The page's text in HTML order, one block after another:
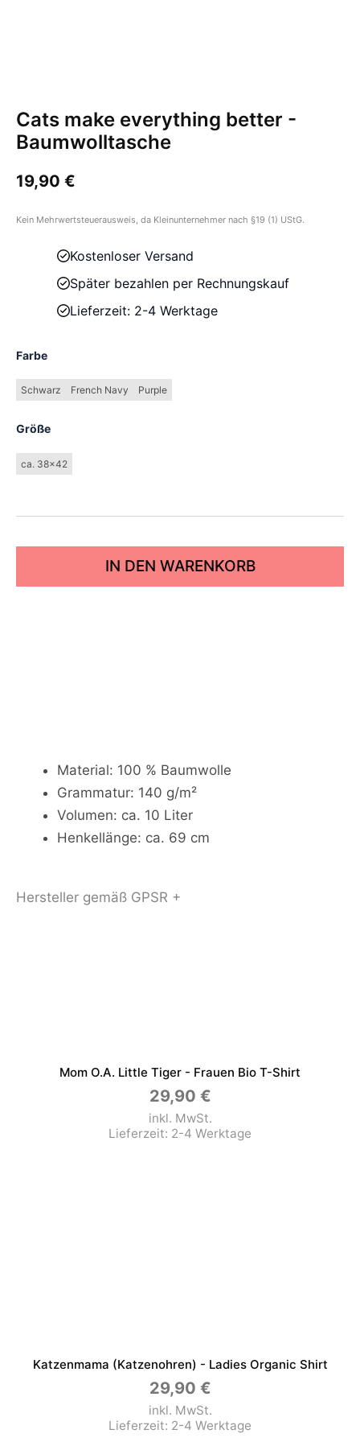
Cats make everything better -
Baumwolltasche
19,90 €
Kein Mehrwertsteuerausweis, da Kleinunternehmer nach §19 (1) UStG.
Kostenloser Versand
Später bezahlen per Rechnungskauf
Lieferzeit: 2-4 Werktage
Farbe
Schwarz French Navy Purple
Größe
ca. 38x42
IN DEN WARENKORB
Material: 100 % Baumwolle
Grammatur: 140 g/m²
Volumen: ca. 10 Liter
Henkellänge: ca. 69 cm
Hersteller gemäß GPSR +
Mom O.a. Little Tiger - Frauen Bio T-Shirt
29,90 €
inkl. MwSt.
Lieferzeit: 2-4 Werktage
Katzenmama (Katzenohren) - Ladies Organic Shirt
29,90 €
inkl. MwSt.
Lieferzeit: 2-4 Werktage